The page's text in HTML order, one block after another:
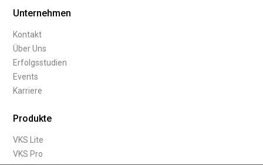
Unternehmen
Kontakt
Über Uns
Erfolgsstudien
Events
Karriere
Produkte
VKS Lite
VKS Pro